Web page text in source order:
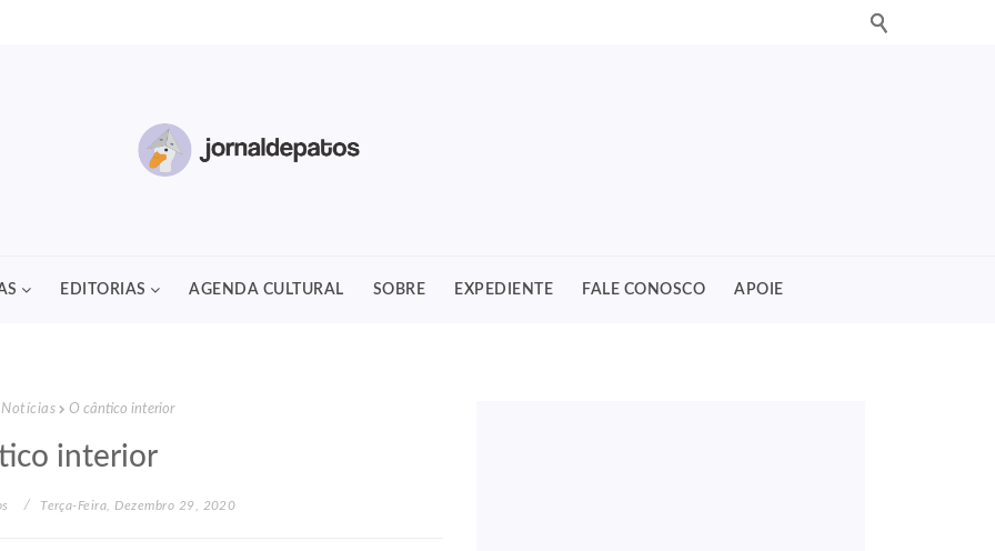
EDITORIAS AGENDA CULTURAL SOBRE EXPEDIENTE FALE CONOSCO APOIE
Notícias O cântico interior
interior
Terça-Feira, Dezembro 29, 2020